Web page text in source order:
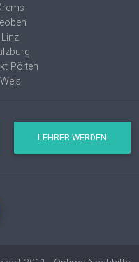
Pölten
LEHRER WERDEN